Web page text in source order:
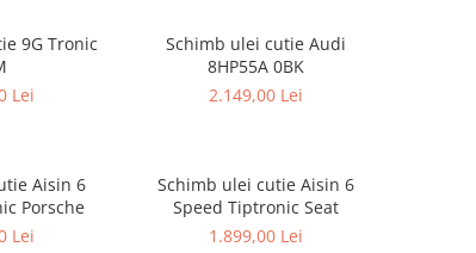
9G Tronic
Lei
Schimb ulei cutie Audi
8HP55A 0BK
2.149,00 Lei
Aisin 6
Porsche
Lei
Schimb ulei cutie Aisin 6
Speed Tiptronic Seat
1.899,00 Lei